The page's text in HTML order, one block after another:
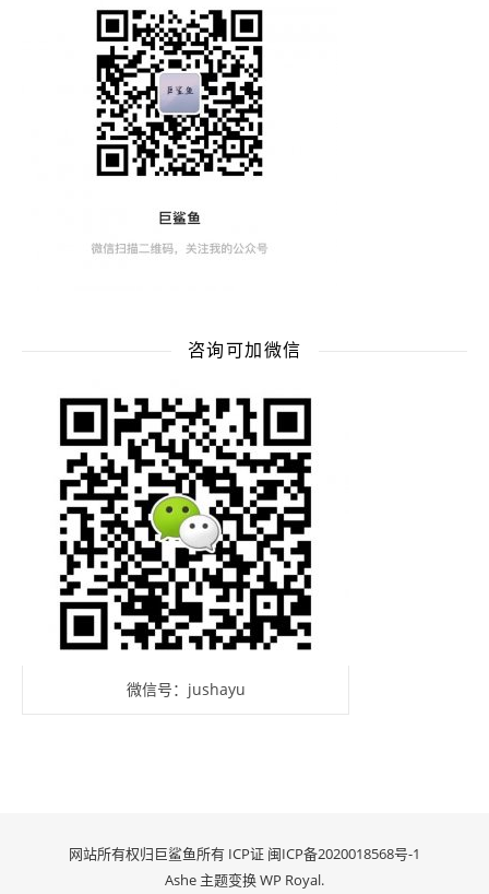
咨询可加微信
微信号：jushayu
网站所有权归巨鲨鱼所有 ICP证 闽ICP备2020018568号-1
Ashe 主题变换WP Royal.